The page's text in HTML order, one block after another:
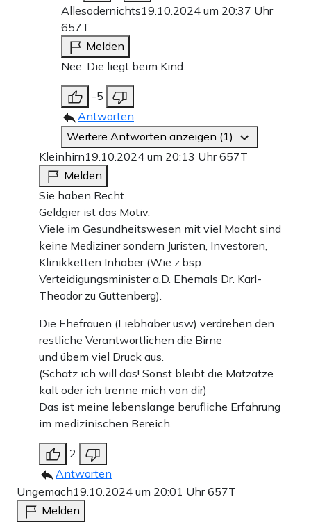
Allesodernichts19.10.2024 um 20:37 Uhr
657T
Melden
Nee. Die liegt beim Kind.
-5
Antworten
Weitere Antworten anzeigen (1)
Kleinhirn19.10.2024 um 20:13 Uhr657T
Melden
Sie haben Recht.
Geldgier ist das Motiv.
Viele im Gesundheitswesen mit viel Macht sind
keine Mediziner sondern Juristen, Investoren,
Klinikketten Inhaber (Wie z.bsp.
Verteidigungsminister a.D. Ehemals Dr. Karl-
Theodor zu Guttenberg).
Die Ehefrauen (Liebhaber usw) verdrehen den
restliche Verantwortlichen die Birne
und übem viel Druck aus.
(Schatz ich will das! Sonst bleibt die Matzatze
kalt oder ich trenne mich von dir)
Das ist meine lebenslange berufliche Erfahrung
im medizinischen Bereich.
2
Antworten
Ungemach19.10.2024 um 20:01 Uhr657T
Melden